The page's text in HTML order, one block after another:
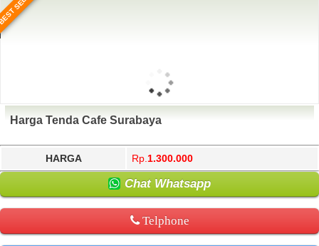
Harga Tenda Cafe Surabaya
HARGA Rp. 1.300.000
Chat Whatsapp
Telphone